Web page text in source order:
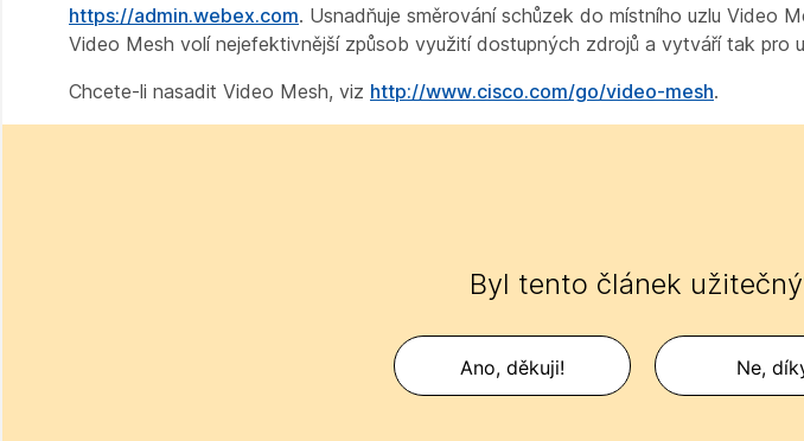
https://admin.webex.com. Usnadňuje směrování schůzek do místního uzlu Video
Video Mesh volí nejefektivnější způsob využití dostupných zdrojů a vytváří tak pro
Chcete-li nasadit Video Mesh, viz http://www.cisco.com/go/video-mesh.
Byl tento článek
Ano, děkuji! Ne,